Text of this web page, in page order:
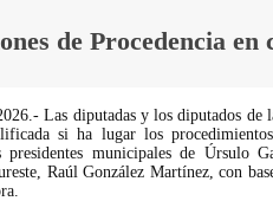
de Procedencia en
Las diputadas y los diputados
si ha lugar los
presidentes municipales de Úrsulo
Raúl González Martínez, con